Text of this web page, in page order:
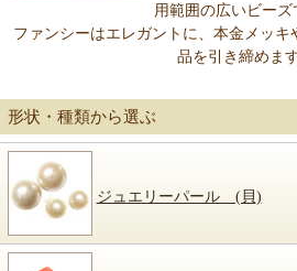
用範囲の広いビーズ
ファンシーはエレガントに、本金メッキ
品を引き締めます
形状・種類から選ぶ
ジュエリーパール (貝)